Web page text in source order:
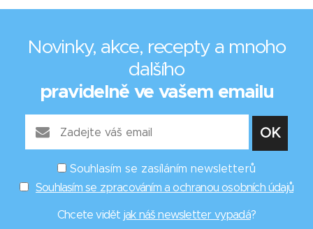
Novinky, akce, recepty a mnoho
dalšího
pravidelně ve vašem emailu
Souhlasím se zasíláním newsletterů
Souhlasím se zpracováním a ochranou osobních údajů
Chcete vidět jak náš newsletter vypadá?